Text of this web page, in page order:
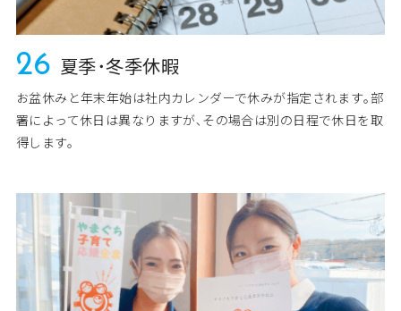
26 夏季･冬季休暇
お盆休みと年末年始は社内カレンダーで休みが指定されます｡部
署によって休日は異なりますが､その場合は別の日程で休日を取
得します。